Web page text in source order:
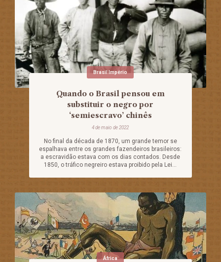
Brasil Império
Quando o Brasil pensou em
substituir o negro por
‘semiescravo’ chinês
4 de maio de 2022
No final da década de 1870, um grande temor se
espalhava entre os grandes fazendeiros brasileiros:
a escravidão estava com os dias contados. Desde
1850, o tráfico negreiro estava proibido pela Lei...
África